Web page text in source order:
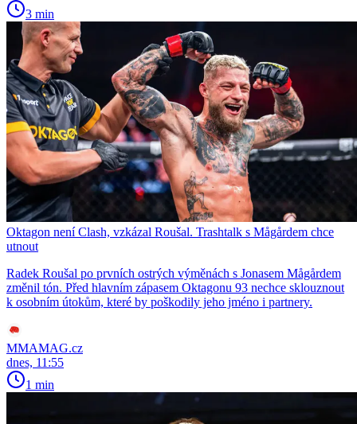
3 min
Oktagon není Clash, vzkázal Roušal. Trashtalk s Mågårdem chce
utnout
Radek Roušal po prvních ostrých výměnách s Jonasem Mågårdem
změnil tón. Před hlavním zápasem Oktagonu 93 nechce sklouznout
k osobním útokům, které by poškodily jeho jméno i partnery.
MMAMAG.cz
dnes, 11:55
1 min